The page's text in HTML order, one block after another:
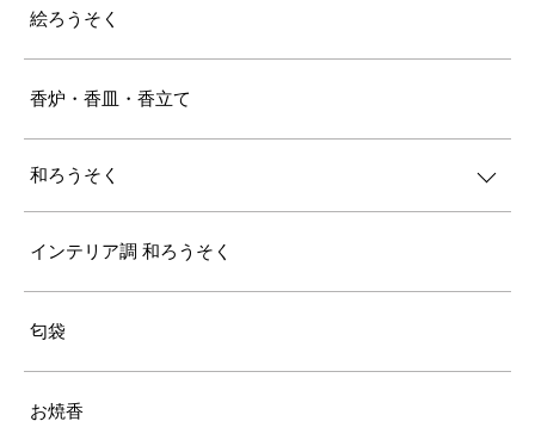
絵ろうそく
香炉・香皿・香立て
和ろうそく
インテリア調 和ろうそく
匂袋
お焼香